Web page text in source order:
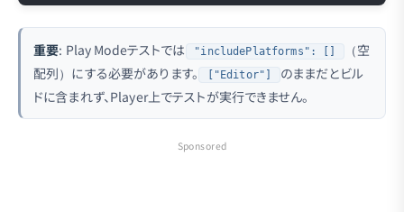
重要: Play Modeテストでは "includePlatforms": []
（空
配列）にする必要があります。
["Editor"]
のままだとビル
ドに含まれず、Player上でテストが実行できません。
Sponsored